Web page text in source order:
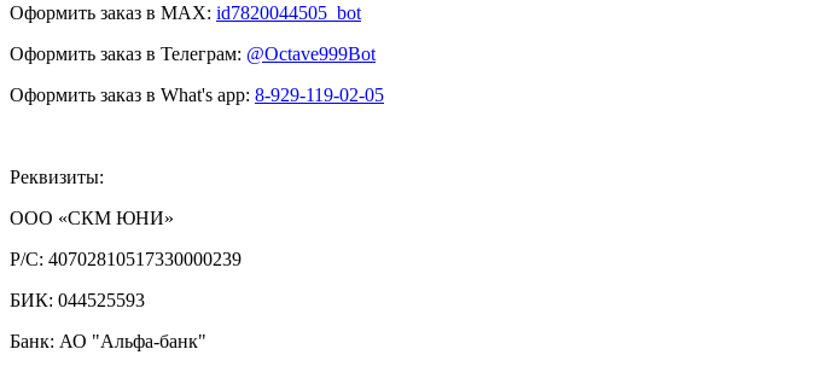
Оформить заказ в MAX: id7820044505_bot
Оформить заказ в Телеграм: @Octave999Bot
Оформить заказ в What's app: 8-929-119-02-05
Реквизиты:
ООО «СКМ ЮНИ»
Р/С: 40702810517330000239
БИК: 044525593
Банк: АО "Альфа-банк"